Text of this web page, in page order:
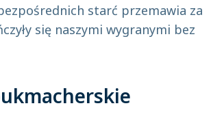
starć przemawia za
się naszymi wygranymi bez